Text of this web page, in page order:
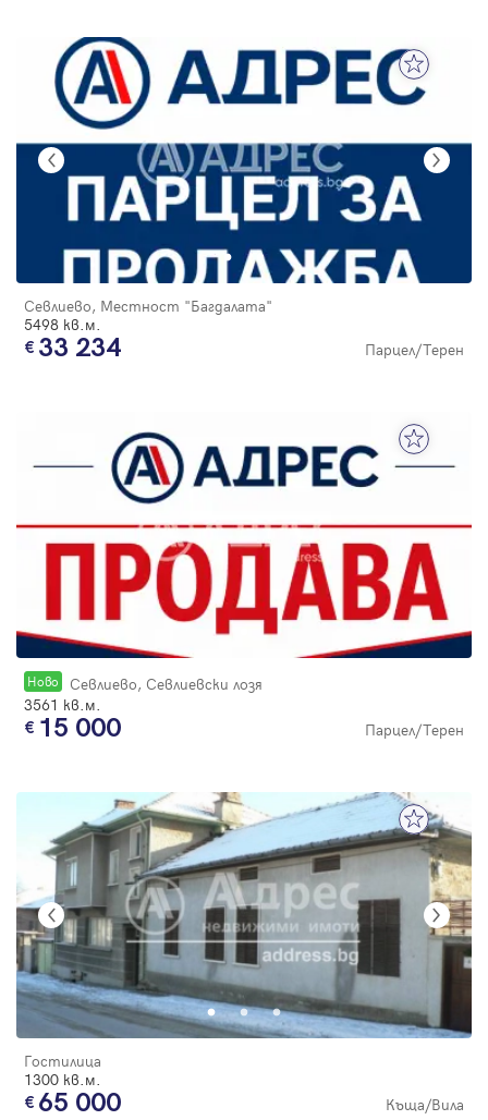
Севлиево, Местност "Багдалата"
5498 кв.м.
33 234 Парцел/Терен
Новo
Севлиево, Севлиевски лозя
3561 кв.м.
15 000 Парцел/Терен
Гостилица
1300 кв.м.
65 000 Къща/Вила